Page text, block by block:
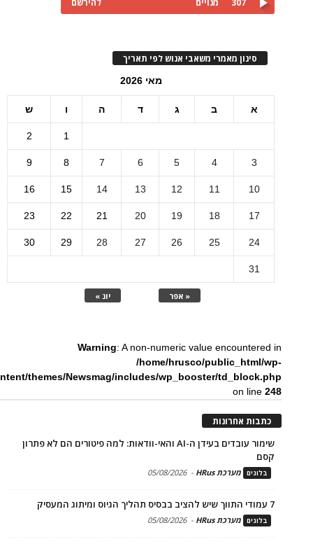
307 מנויים להירשם
סינון מאמרי משאבי אנוש לפי תאריך
מאי 2026
א ב ג ד ה ו ש
« אפר יונ »
1
2
3
4
5
6
7
8
9
10
11
12
13
14
15
16
17
18
19
20
21
22
23
24
25
26
27
28
29
30
31
Warning: A non-numeric value encountered in
/home/hrusco/public_html/wp-
themes/Newsmag/includes/wp_booster/td_block.php
on line248
כתבות אחרונות
שימור עובדים בעידן ה-AI והאי-וודאות: למה פיטורים הם לא פתרון
קסם
בלוגים מערכת HRus -
05/08/2026
7 עמודי התווך שיש להציב בבסיס תהליך הגיוס ומיתוג המעסיק
בלוגים מערכת HRus -
05/08/2026